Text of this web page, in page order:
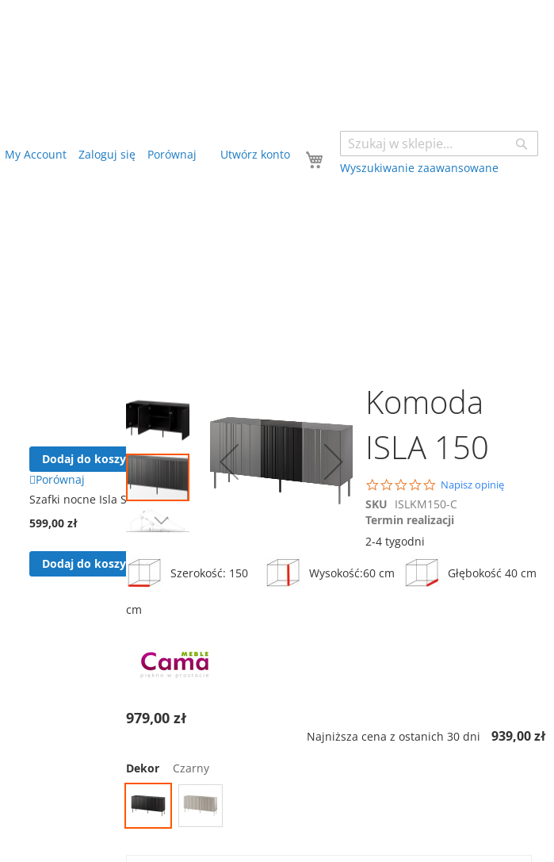
Wyszukiwanie zaawansowane
Twój koszyk
My Account Zaloguj się Porównaj Utwórz konto
Przejdź
na
koniec
galerii
na
początek
galerii
Komoda
ISLA 150
0.0
star
rating
Napisz opinię
SKU ISLKM150-C
Termin realizacji
2-4 tygodni
Szerokość: 150
cm
Wysokość:60 cm Głębokość 40 cm
979,00 zł
Najniższa cena z ostanich 30 dni 939,00 zł
Dekor Czarny
Dodaj do koszyka
Porównaj
Szafki nocne Isla SN
599,00 zł
Dodaj do koszyka
Dodaj do koszyka
Porównaj
Regał Isla R100